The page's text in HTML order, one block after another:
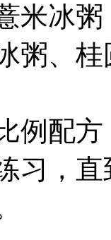
米冰
粥、
例配
习，